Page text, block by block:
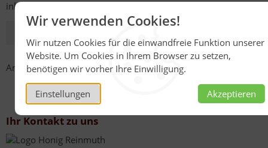
Wir verwenden Cookies!
Wir nutzen Cookies für die einwandfreie Funktion unserer
Website. Um Cookies in Ihrem Browser zu setzen,
benötigen wir vorher Ihre Einwilligung.
Einstellungen Akzeptieren
inkl. 19,00% MwSt.
Anzahl
Ihr Kontakt zu uns